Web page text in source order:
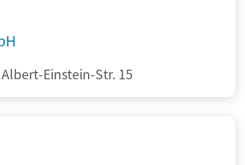
Einstein-Str. 15